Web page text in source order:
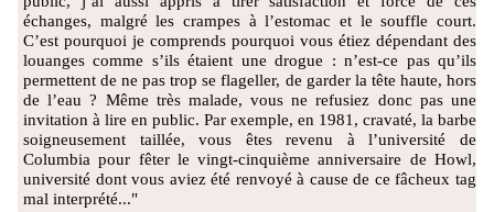
échanges, malgré les crampes à l’estomac et le souffle court.
C’est pourquoi je comprends pourquoi vous étiez dépendant des
louanges comme s’ils étaient une drogue : n’est-ce pas qu’ils
permettent de ne pas trop se flageller, de garder la tête haute, hors
de l’eau ? Même très malade, vous ne refusiez donc pas une
invitation à lire en public. Par exemple, en 1981, cravaté, la barbe
soigneusement taillée, vous êtes revenu à l’université de
Columbia pour fêter le vingt-cinquième anniversaire de Howl,
université dont vous aviez été renvoyé à cause de ce fâcheux tag
mal interprété..."